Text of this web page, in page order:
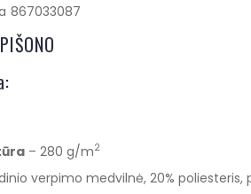
867033087
– 280 g/m2
verpimo medvilnė, 20%